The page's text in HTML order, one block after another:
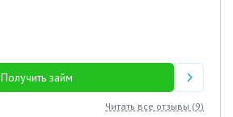
Получить займ
Читать все отзывы (9)